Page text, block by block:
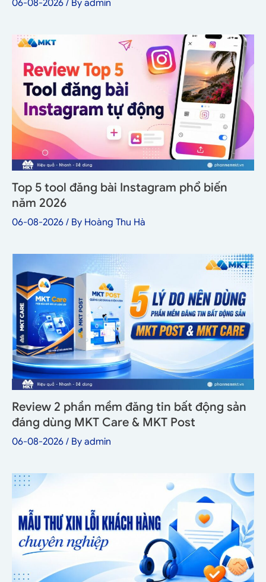
06-08-2026 / By admin
Top 5 tool đăng bài Instagram phổ biến
năm 2026
06-08-2026 / By Hoàng Thu Hà
Review 2 phần mềm đăng tin bất động sản
đáng dùng MKT Care & MKT Post
06-08-2026 / By admin